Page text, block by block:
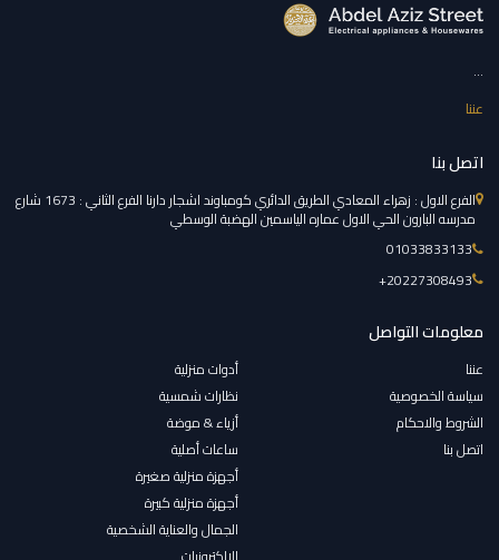
...
عننا
اتصل بنا
الفرع الاول : زهراء المعادي الطريق الدائري كومباوند اشجار دارنا الفرع الثاني : 1673 شارع
مدرسه البارون الحي الاول عماره الياسمين الهضبة الوسطي
01033833133
‎+20227308493
معلومات التواصل
عننا
سياسة الخصوصية
الشروط والاحكام
اتصل بنا
أدوات منزلية
نظارات شمسية
أزياء & موضة
ساعات أصلية
أجهزة منزلية صغيرة
أجهزة منزلية كبيرة
الجمال والعناية الشخصية